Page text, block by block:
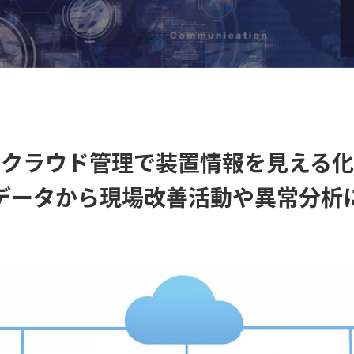
クラウド管理で装置情報を見える化
ータから現場改善活動や異常分析